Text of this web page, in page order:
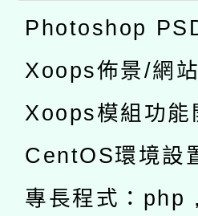
Photoshop
Xoops佈景/網
Xoops模組功能
CentOS環境設
專長程式：